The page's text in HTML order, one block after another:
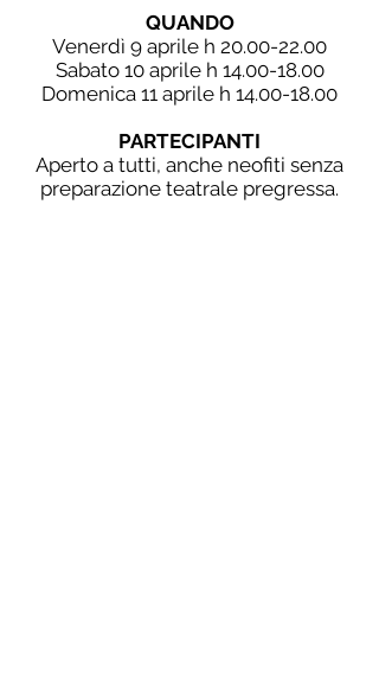
QUANDO
Venerdì 9 aprile h 20.00-22.00
Sabato 10 aprile h 14.00-18.00
Domenica 11 aprile h 14.00-18.00
PARTECIPANTI
Aperto a tutti, anche neofiti senza
preparazione teatrale pregressa.